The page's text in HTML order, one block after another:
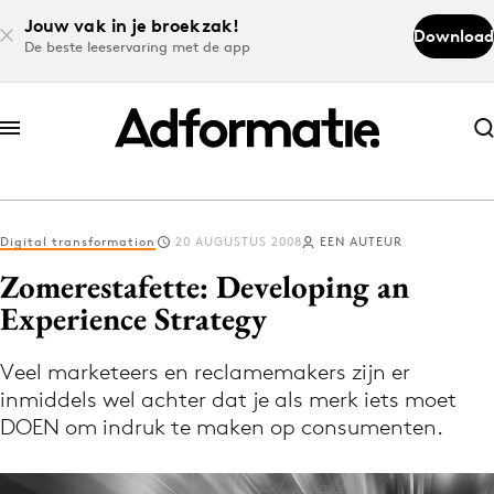
Jouw vak in je broekzak!
De beste leeservaring met de app
Download
Abonneer nu
Abonneer nu
Log in
Download de app
Volg het laatste nieuws via de Adformatie
Nieuws app
Digital transformation 20 AUGUSTUS 2008 EEN AUTEUR
Zomerestafette: Developing an
Experience Strategy
Veel marketeers en reclamemakers zijn er
inmiddels wel achter dat je als merk iets moet
DOEN om indruk te maken op consumenten.